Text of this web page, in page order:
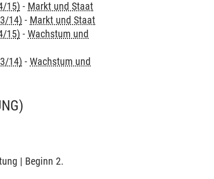
15) - Markt und Staat
14) - Markt und Staat
15) -Wachstum und
14) -Wachstum und
| Beginn 2.